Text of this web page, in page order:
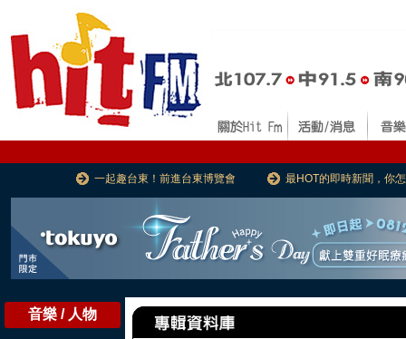
一起趣台東！前進台東博覽會 最HOT的即時新聞，你
音樂 / 人物